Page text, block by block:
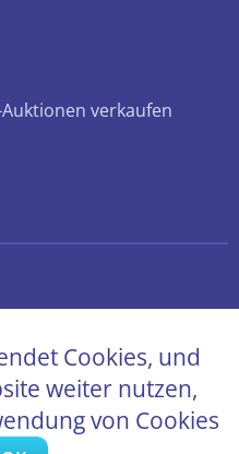
verkaufen
Cookies, und
weiter nutzen,
von Cookies